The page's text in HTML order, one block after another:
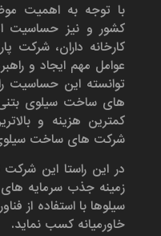
با توجه به اهمیت
کشور و نیز حساسیت
کارخانه داران، شرکت
عوامل مهم ایجاد و
توانسته این حساسیت
های ساخت سیلوی
کمترین هزینه و
شرکت های ساخت
در این راستا این
زمینه جذب سرمایه
سیلوها با استفاده از
خاورمیانه کسب نماید.